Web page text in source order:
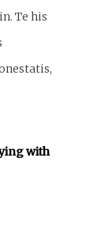
Te his
with